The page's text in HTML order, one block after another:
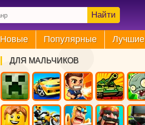
Найти
Новые Популярные Лучшие
ДЛЯ МАЛЬЧИКОВ